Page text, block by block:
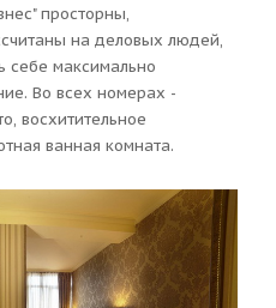
просторны,
на деловых людей,
максимально
Во всех номерах -
восхитительное
ванная комната.